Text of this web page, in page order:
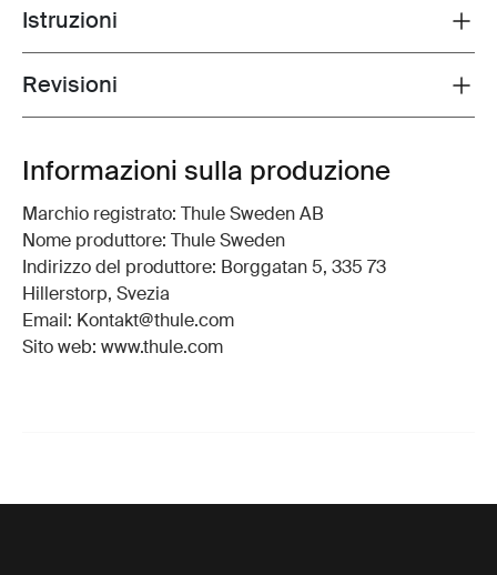
Toggle guides and instructions
Istruzioni
Toggle overview
Revisioni
Informazioni sulla produzione
Marchio registrato: Thule Sweden AB
Nome produttore: Thule Sweden
Indirizzo del produttore: Borggatan 5, 335 73
Hillerstorp, Svezia
Email: Kontakt@thule.com
Sito web: www.thule.com